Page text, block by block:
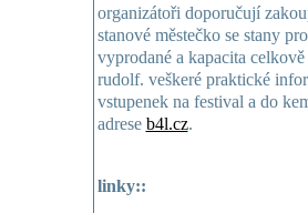
organizátoři doporučují
stanové městečko se stany
vyprodané a kapacita
rudolf. veškeré praktické
vstupenek na festival a do
adrese b4l.cz.
linky::